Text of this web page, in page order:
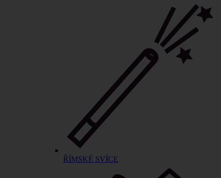
ŘÍMSKÉ SVÍCE